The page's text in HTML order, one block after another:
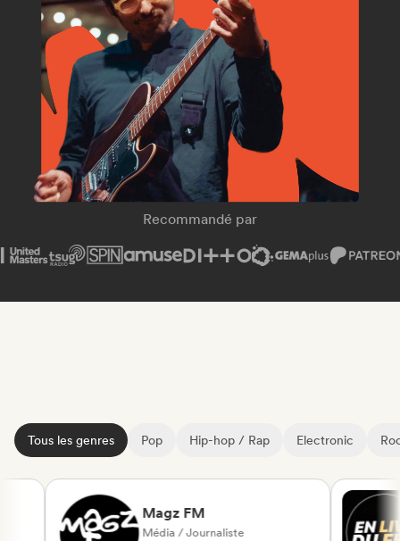
SPIN Magazine
Recommandé par
Tous les genres Pop Hip-hop / Rap Electronic
Magz FM
Média / Journaliste